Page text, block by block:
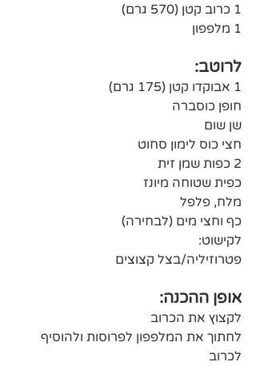
1 כרוב קטן (570 גרם)
1 מלפפון
לרוטב:
1 אבוקדו קטן (175 גרם)
חופן כוסברה
שן שום
חצי כוס לימון סחוט
2 כפות שמן זית
כפית שטוחה מיונז
מלח, פלפל
כף וחצי מים (לבחירה)
לקישוט:
פטרוזיליה/בצל קצוצים
אופן ההכנה:
לקצוץ את הכרוב
לחתוך את המלפפון לפרוסות ולהוסיף
לכרוב